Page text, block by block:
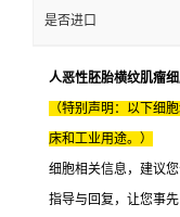
是否进口
人恶性胚胎横纹肌瘤
（特别声明：以下细
床和工业用途。）
细胞相关信息，建议
指导与回复，让您事